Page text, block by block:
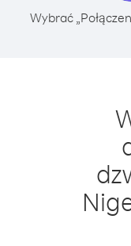
Wybrać